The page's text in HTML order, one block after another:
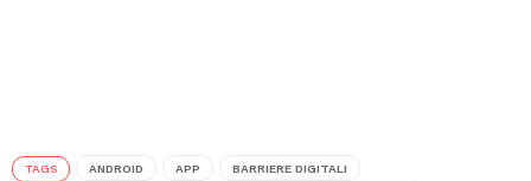
TAGS ANDROID APP BARRIERE DIGITALI